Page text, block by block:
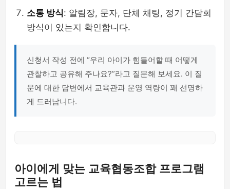
소통 방식: 알림장, 문자, 단체 채팅, 정기 간담회
방식이 있는지 확인합니다.
신청서 작성 전에 “우리 아이가 힘들어할 때 어떻게
관찰하고 공유해 주나요?”라고 질문해 보세요. 이 질
문에 대한 답변에서 교육관과 운영 역량이 꽤 선명하
게 드러납니다.
아이에게 맞는 교육협동조합 프로그램
고르는 법